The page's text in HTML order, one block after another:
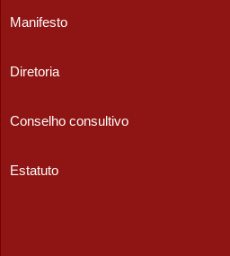
Manifesto
Diretoria
Conselho consultivo
Estatuto